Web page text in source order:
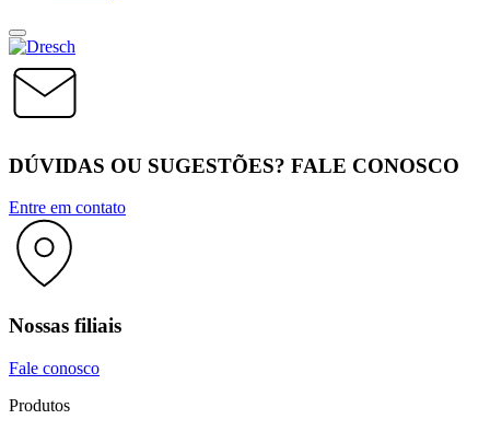
DÚVIDAS OU SUGESTÕES? FALE CONOSCO
Entre em contato
Nossas filiais
Fale conosco
Produtos